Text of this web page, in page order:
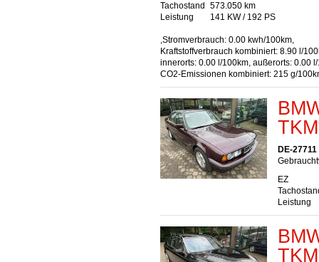
Tachostand
573.050 km
Leistung
141 KW / 192 PS
,Stromverbrauch: 0.00 kwh/100km,
Kraftstoffverbrauch kombiniert: 8.90 l/
innerorts: 0.00 l/100km, außerorts: 0.00
CO2-Emissionen kombiniert: 215 g/
DE-
EZ
Leistung